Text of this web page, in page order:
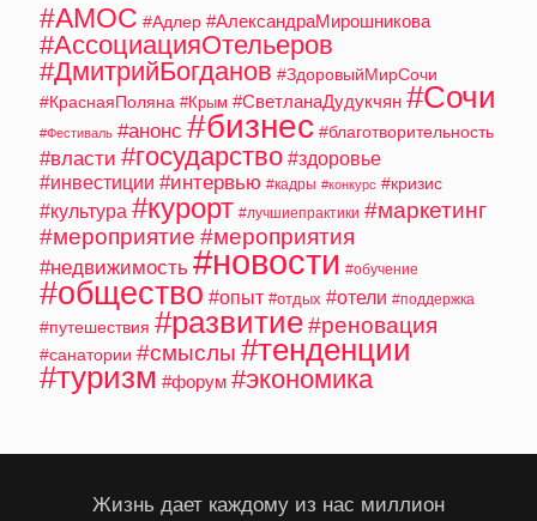
#АМОС #Адлер #АлександраМирошникова
#АссоциацияОтельеров
#ДмитрийБогданов #ЗдоровыйМирСочи
#КраснаяПоляна #Крым #СветланаДудукчян #Сочи
#Фестиваль #анонс #бизнес #благотворительность
#власти #государство #здоровье
#инвестиции #интервью #кадры #конкурс #кризис
#культура #курорт #лучшиепрактики #маркетинг
#мероприятие #мероприятия
#недвижимость #новости #обучение
#общество #опыт #отдых #отели #поддержка
#путешествия #развитие#реновация
#санатории #смыслы #тенденции
#туризм #форум #экономика
Жизнь дает каждому из нас миллион